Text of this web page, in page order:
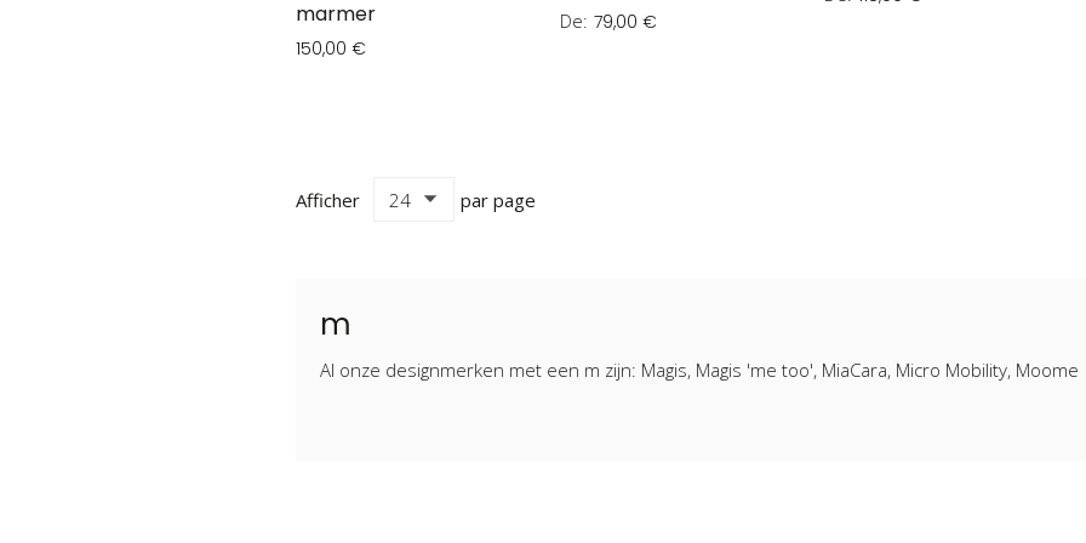
marmer
150,00 €
De 79,00 €
Afficher par page
m
Al onze designmerken met een m zijn: Magis, Magis 'me too', MiaCara, Micro Mobility, Moome